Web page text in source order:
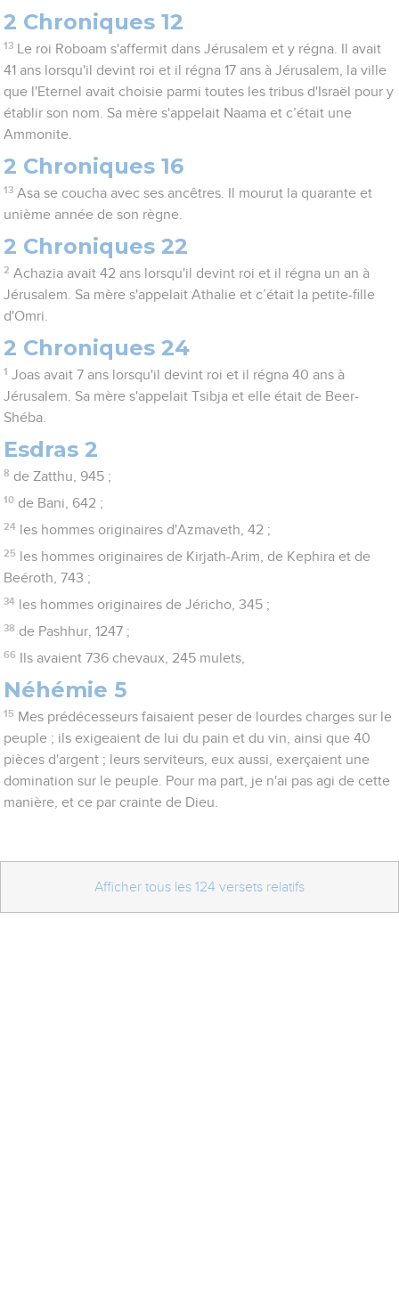
2 Chroniques 12
13
Le roi Roboam s'affermit dans Jérusalem et y régna. Il avait
41 ans lorsqu'il devint roi et il régna 17 ans à Jérusalem, la ville
que l'Eternel avait choisie parmi toutes les tribus d'Israël pour y
établir son nom. Sa mère s'appelait Naama et c’était une
Ammonite.
2 Chroniques 16
13 Asa se coucha avec ses ancêtres. Il mourut la quarante et
unième année de son règne.
2 Chroniques 22
2 Achazia avait 42 ans lorsqu'il devint roi et il régna un an à
Jérusalem. Sa mère s'appelait Athalie et c’était la petite-fille
d'Omri.
2 Chroniques 24
1 Joas avait 7 ans lorsqu'il devint roi et il régna 40 ans à
Jérusalem. Sa mère s'appelait Tsibja et elle était de Beer-
Shéba.
Esdras 2
8 de Zatthu, 945 ;
10 de Bani, 642 ;
24 les hommes originaires d'Azmaveth, 42 ;
25
les hommes originaires de Kirjath-Arim, de Kephira et de
Beéroth, 743 ;
34 les hommes originaires de Jéricho, 345 ;
38 de Pashhur, 1247 ;
66 Ils avaient 736 chevaux, 245 mulets,
Néhémie 5
15 Mes prédécesseurs faisaient peser de lourdes charges sur le
peuple ; ils exigeaient de lui du pain et du vin, ainsi que 40
pièces d'argent ; leurs serviteurs, eux aussi, exerçaient une
domination sur le peuple. Pour ma part, je n'ai pas agi de cette
manière, et ce par crainte de Dieu.
Afficher tous les 124 versets relatifs